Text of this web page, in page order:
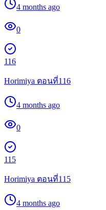
4 months ago
0
116
Horimiya ตอนที่116
4 months ago
0
115
Horimiya ตอนที่115
4 months ago